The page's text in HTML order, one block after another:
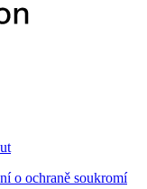
o ochraně soukromí